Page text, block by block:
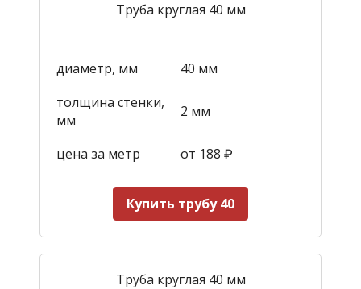
Труба круглая 40 мм
диаметр, мм
40 мм
толщина стенки,
мм
2 мм
цена за метр от 188 ₽
Купить трубу 40
Труба круглая 40 мм